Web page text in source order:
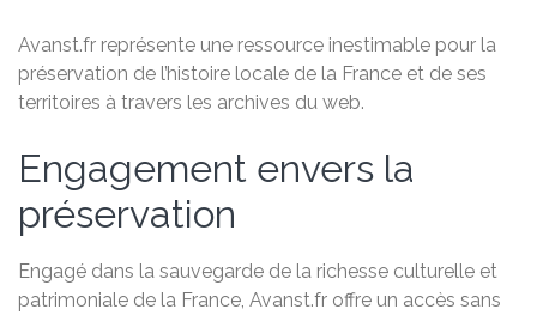
Avanst.fr représente une ressource inestimable pour la
préservation de l’histoire locale de la France et de ses
territoires à travers les archives du web.
Engagement envers la
préservation
Engagé dans la sauvegarde de la richesse culturelle et
patrimoniale de la France, Avanst.fr offre un accès sans